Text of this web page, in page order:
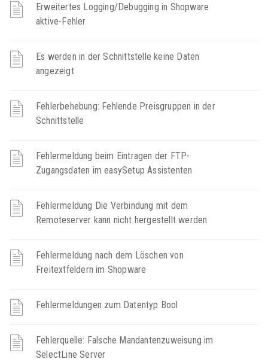
Erweitertes Logging/Debugging in Shopware
aktive-Fehler
Es werden in der Schnittstelle keine Daten
angezeigt
Fehlerbehebung: Fehlende Preisgruppen in der
Schnittstelle
Fehlermeldung beim Eintragen der FTP-
Zugangsdaten im easySetup Assistenten
Fehlermeldung Die Verbindung mit dem
Remoteserver kann nicht hergestellt werden
Fehlermeldung nach dem Löschen von
Freitextfeldern im Shopware
Fehlermeldungen zum Datentyp Bool
Fehlerquelle: Falsche Mandantenzuweisung im
SelectLine Server